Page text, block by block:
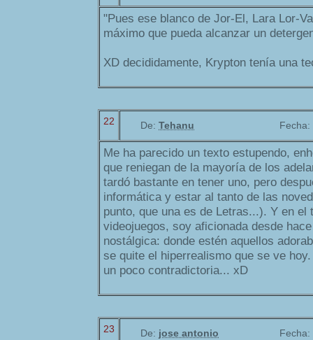
"Pues ese blanco de Jor-El, Lara Lor-
máximo que pueda alcanzar un
XD decididamente, Krypton tenía una
22 De: Tehanu Fecha:
Me ha parecido un texto estupendo,
que reniegan de la mayoría de los
tardó bastante en tener uno, pero
informática y estar al tanto de las
punto, que una es de Letras...). Y en el
videojuegos, soy aficionada desde
nostálgica: donde estén aquellos
se quite el hiperrealismo que se ve
un poco contradictoria... xD
23 De: jose antonio Fecha: